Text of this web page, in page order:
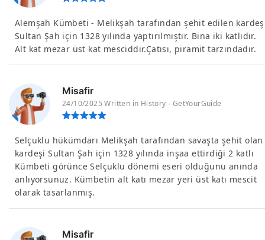
Alemşah Kümbeti - Melikşah tarafından şehit edilen
Sultan Şah için 1328 yılında yaptırılmıştır. Bina iki katlıdır.
Alt kat mezar üst kat mesciddir.Çatısı, piramit tarzındadır.
Misafir
24/10/2025 Written in History - GetYourGuide
Selçuklu hükümdarı Melikşah tarafından savaşta şehit olan
kardeşi Sultan Şah için 1328 yılında inşaa ettirdiği 2 katlı
Kümbeti görünce Selçuklu dönemi eseri olduğunu anında
anlıyorsunuz. Kümbetin alt katı mezar yeri üst katı mescit
olarak tasarlanmış.
Misafir